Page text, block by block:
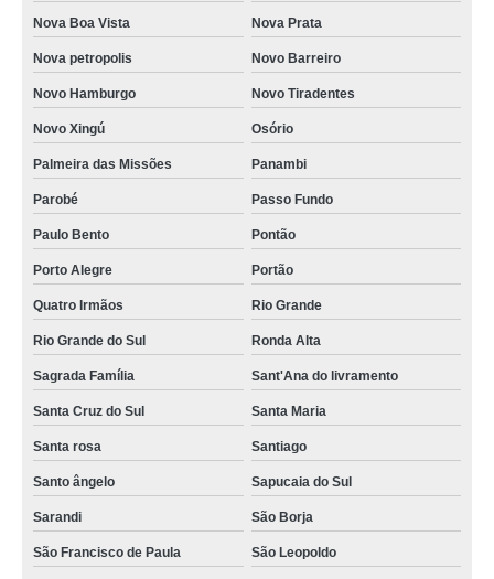
Nova Boa Vista Nova Prata
Nova petropolis Novo Barreiro
Novo Hamburgo Novo Tiradentes
Novo Xingú Osório
Palmeira das Missões Panambi
Parobé Passo Fundo
Paulo Bento Pontão
Porto Alegre Portão
Quatro Irmãos Rio Grande
Rio Grande do Sul Ronda Alta
Sagrada Família Sant'Ana do livramento
Santa Cruz do Sul Santa Maria
Santa rosa Santiago
Santo ângelo Sapucaia do Sul
Sarandi São Borja
São Francisco de Paula São Leopoldo